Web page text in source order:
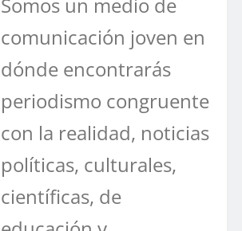
Somos un medio de
comunicación joven en
dónde encontrarás
periodismo congruente
con la realidad, noticias
políticas, culturales,
científicas, de